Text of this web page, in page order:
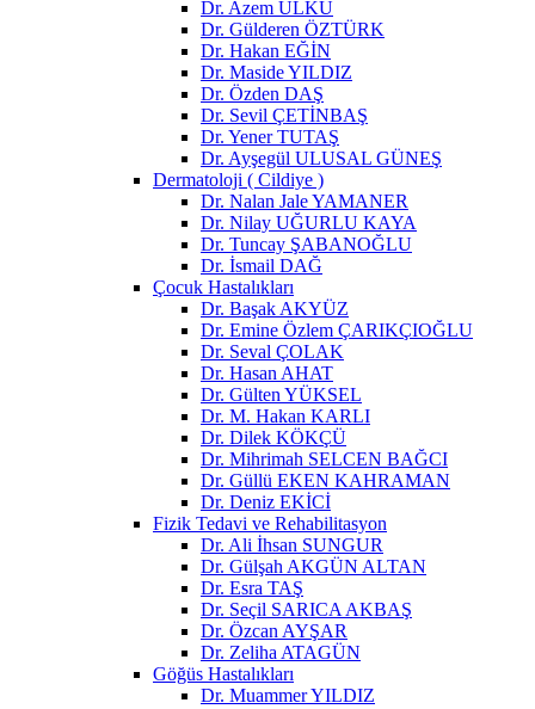
Dr. Azem ÜLKÜ
Dr. Gülderen ÖZTÜRK
Dr. Hakan EĞİN
Dr. Maside YILDIZ
Dr. Özden DAŞ
Dr. Sevil ÇETİNBAŞ
Dr. Yener TUTAŞ
Dr. Ayşegül ULUSAL GÜNEŞ
Dermatoloji ( Cildiye )
Dr. Nalan Jale YAMANER
Dr. Nilay UĞURLU KAYA
Dr. Tuncay ŞABANOĞLU
Dr. İsmail DAĞ
Çocuk Hastalıkları
Dr. Başak AKYÜZ
Dr. Emine Özlem ÇARIKÇIOĞLU
Dr. Seval ÇOLAK
Dr. Hasan AHAT
Dr. Gülten YÜKSEL
Dr. M. Hakan KARLI
Dr. Dilek KÖKÇÜ
Dr. Mihrimah SELCEN BAĞCI
Dr. Güllü EKEN KAHRAMAN
Dr. Deniz EKİCİ
Fizik Tedavi ve Rehabilitasyon
Dr. Ali İhsan SUNGUR
Dr. Gülşah AKGÜN ALTAN
Dr. Esra TAŞ
Dr. Seçil SARICA AKBAŞ
Dr. Özcan AYŞAR
Dr. Zeliha ATAGÜN
Göğüs Hastalıkları
Dr. Muammer YILDIZ